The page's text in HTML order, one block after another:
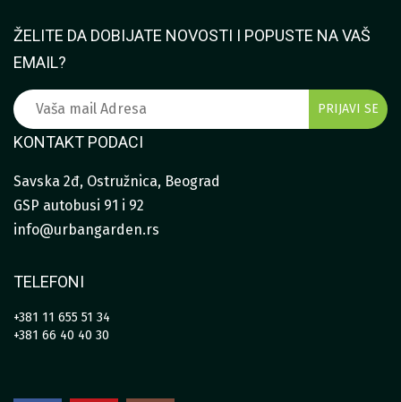
ŽELITE DA DOBIJATE NOVOSTI I POPUSTE NA VAŠ
EMAIL?
KONTAKT PODACI
Savska 2đ, Ostružnica, Beograd
GSP autobusi 91 i 92
info@urbangarden.rs
TELEFONI
+381 11 655 51 34
+381 66 40 40 30